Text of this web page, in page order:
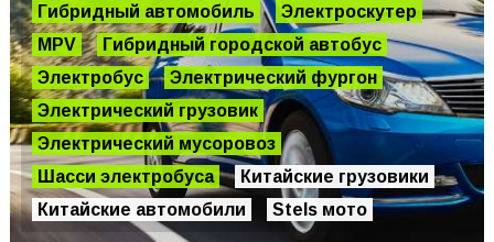
Гибридный автомобиль
Электроскутер
MPV
Гибридный городской автобус
Электробус
Электрический фургон
Электрический грузовик
Электрический мусоровоз
Шасси электробуса
Китайские грузовики
Китайские автомобили
Stels мото